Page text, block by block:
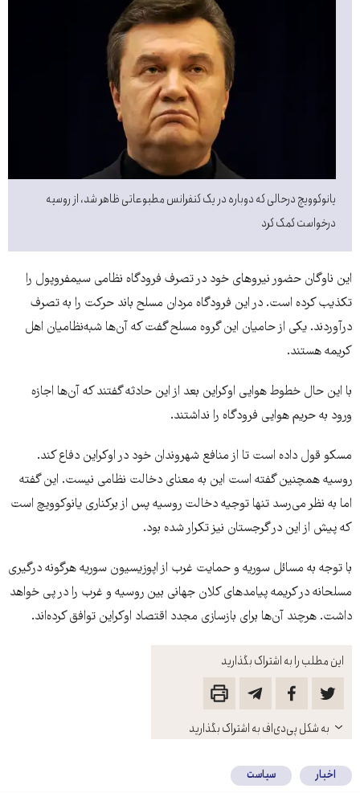
این مطلب را به اشتراک بگذارید
باز
کنید
به شکل پی‌دی‌اف به اشتراک بگذارید
یانوکوویچ درحالی که دوباره در یک کنفرانس مطبوعاتی ظاهر شد، از روسیه
درخواست کمک کرد
این ناوگان حضور نیروهای خود در تصرف فرودگاه نظامی سیمفروپول را
تکذیب کرده است. در اين فرودگاه مردان مسلح باند حرکت را به تصرف
درآوردند. یکی از حامیان این گروه مسلح گفت که آن‌ها شبه‌نظامیان اهل
کریمه هستند.
با این حال خطوط هوایی اوکراین بعد از این حادثه گفتند که آن‌ها اجازه
ورود به حریم هوایی فرودگاه را نداشتند.
مسکو قول داده است تا از منافع شهروندان خود در اوکراین دفاع کند.
روسیه همچنين گفته است این به معنای دخالت نظامی نیست. این گفته
اما به نظر می‌رسد تنها توجيه دخالت روسيه پس از برکناری یانوکوویچ است
که پیش از این در گرجستان نیز تکرار شده بود.
با توجه به مسائل سوریه و حمایت غرب از اپوزیسیون سوریه هرگونه درگیری
مسلحانه در کریمه پیامد‌های کلان جهانی بین روسیه و غرب را در پی خواهد
داشت. هرچند آن‌ها برای بازسازی مجدد اقتصاد اوکراین توافق کرده‌اند.
اخبار سیاست